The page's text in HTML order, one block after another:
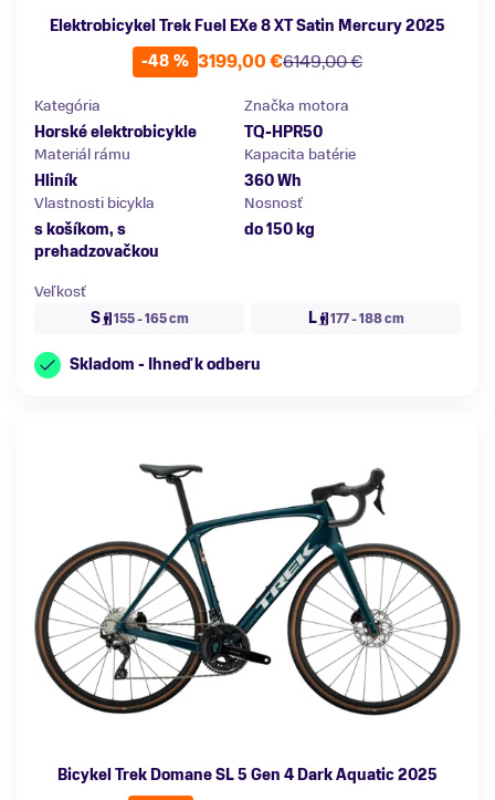
Elektrobicykel Trek Fuel EXe 8 XT Satin Mercury 2025
-48 %
6149,00 €
3199,00 €
Kategória
Horské elektrobicykle
Značka motora
TQ-HPR50
Materiál rámu
Hliník
Kapacita batérie
360 Wh
Vlastnosti bicykla
s košíkom, s
prehadzovačkou
Nosnosť
do 150 kg
Veľkosť
S
155 - 165 cm L 177 - 188 cm
Skladom - Ihneď k odberu
Bicykel Trek Domane SL 5 Gen 4 Dark Aquatic 2025